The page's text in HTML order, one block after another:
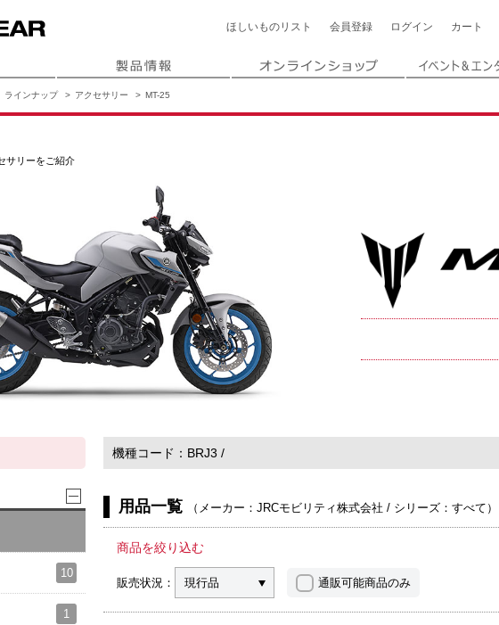
ほしいもの リスト 会員登録 ログイン カート
ラインナップ アクセサリー MT-25
サリーをご紹介
機種コード BRJ3
用品一覧 （ メーカー：JRCモビリティ株式会社 / シリーズ：すべて ）
商品を絞り込む
販売状況： 現行品 通販可能商品のみ
10
1